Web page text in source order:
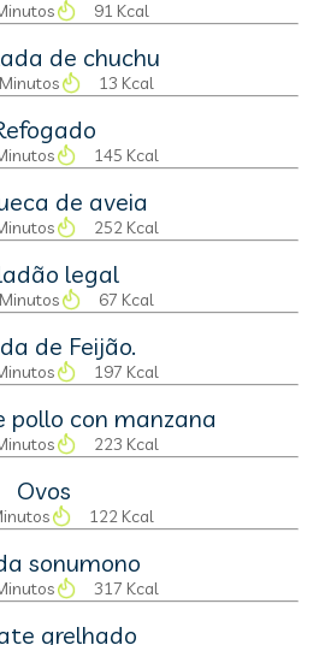
91 Kcal
de chuchu
13 Kcal
145 Kcal
de aveia
252 Kcal
legal
67 Kcal
de Feijão.
197 Kcal
pollo con manzana
223 Kcal
Ovos
122 Kcal
sonumono
317 Kcal
grelhado